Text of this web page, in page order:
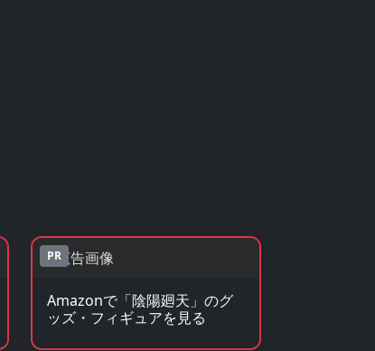
PR
Amazonで「陰陽廻天」のグ
ッズ・フィギュアを見る